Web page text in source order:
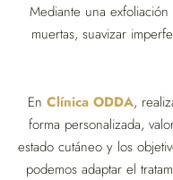
Mediante una
muertas, suavizar
En Clínica ODDA,
forma personalizada,
estado cutáneo y los
podemos adaptar el